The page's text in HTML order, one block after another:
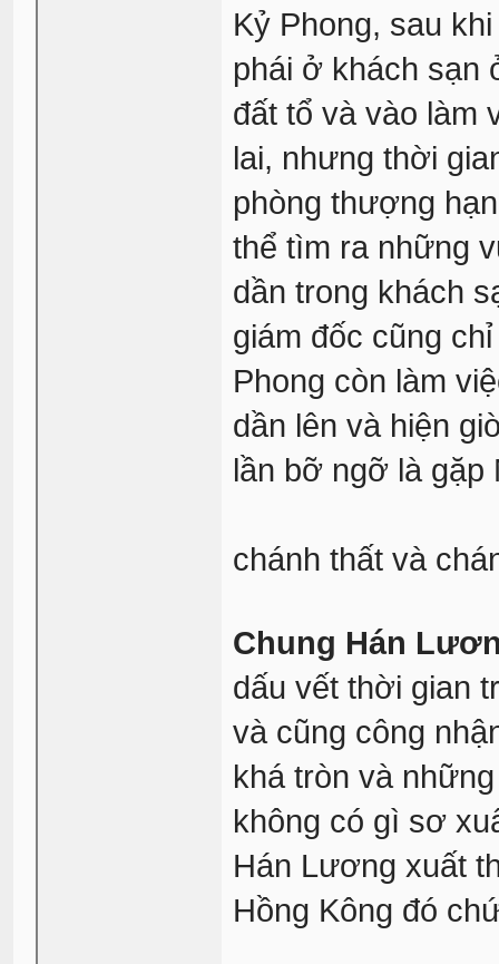
Kỷ Phong, sau
phái ở khách sạn
đất tổ và vào làm
lai, nhưng thời
phòng thượng
thể tìm ra những
dần trong khách
giám đốc cũng
Phong còn làm
dần lên và hiện
lần bỡ ngỡ là gặp
chánh thất và
Chung Hán
dấu vết thời gian
và cũng công
khá tròn và
không có gì sơ
Hán Lương xuất
Hồng Kông đó